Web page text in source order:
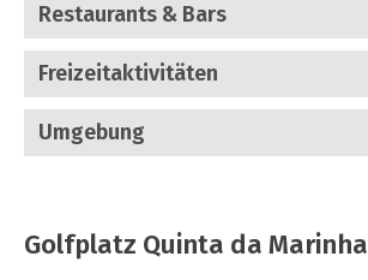
Restaurants & Bars
Freizeitaktivitäten
Umgebung
Golfplatz Quinta da Marinha